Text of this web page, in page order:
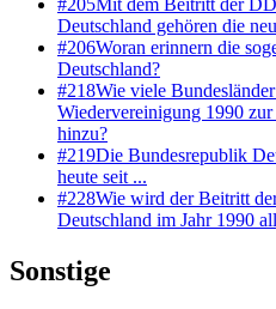
Deutschland gehören die
#206Woran erinnern die
Deutschland?
#218Wie viele
Wiedervereinigung 1990
hinzu?
#219Die Bundesrepublik
heute seit ...
#228Wie wird der Beitritt
Deutschland im Jahr 1990
Sonstige